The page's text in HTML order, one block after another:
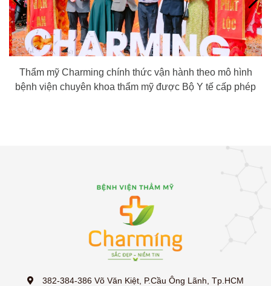
Thẩm mỹ Charming chính thức vận hành theo mô hình
bệnh viện chuyên khoa thẩm mỹ được Bộ Y tế cấp phép
382-384-386 Võ Văn Kiệt, P.Cầu Ông Lãnh, Tp.HCM